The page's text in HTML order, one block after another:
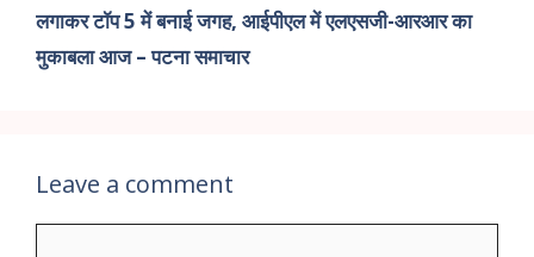
लगाकर टॉप 5 में बनाई जगह, आईपीएल में एलएसजी-आरआर का
मुकाबला आज – पटना समाचार
Leave a comment